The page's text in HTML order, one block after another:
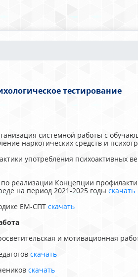
тестирование
системной работы с
наркотических средств и
употребления психоактивных
реализации Концепции
на период 2021-2025 годы скачать
ЕМ-СПТ скачать
и мотивационная
скачать
скачать